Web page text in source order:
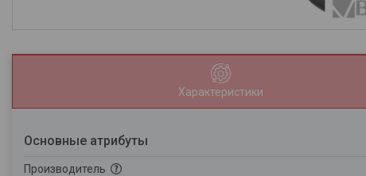
Характеристики
Основные атрибуты
Производитель